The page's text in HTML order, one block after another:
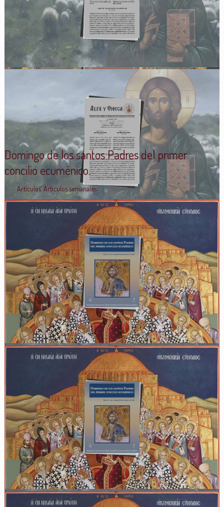
Domingo de los santos Padres del primer
concilio ecuménico.
Artículos, Artículos semanales